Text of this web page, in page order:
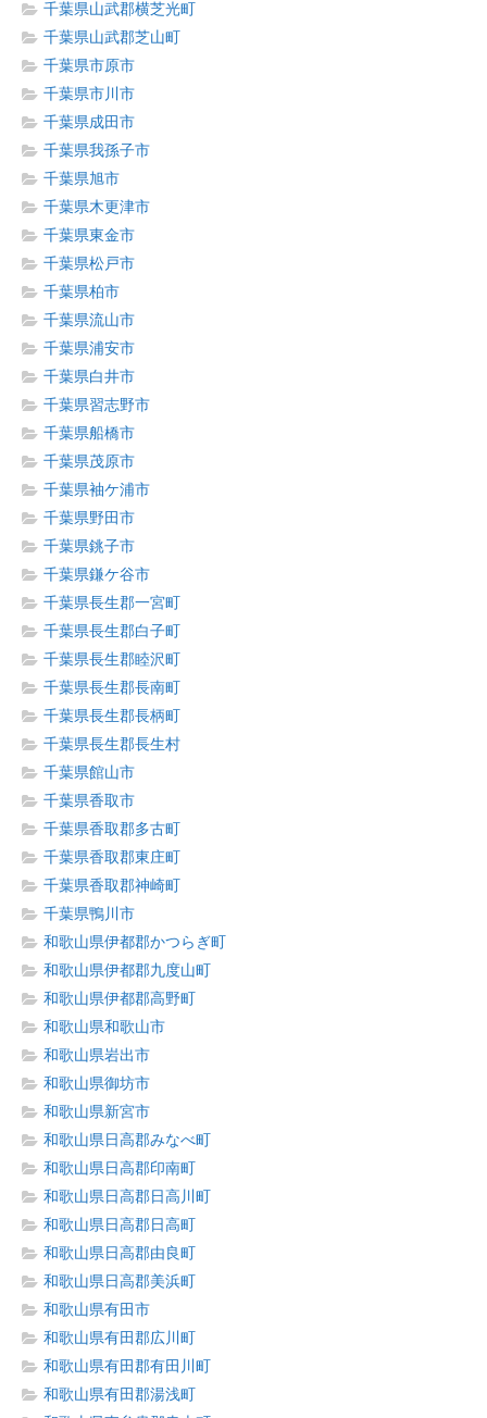
千葉県山武郡横芝光町
千葉県山武郡芝山町
千葉県市原市
千葉県市川市
千葉県成田市
千葉県我孫子市
千葉県旭市
千葉県木更津市
千葉県東金市
千葉県松戸市
千葉県柏市
千葉県流山市
千葉県浦安市
千葉県白井市
千葉県習志野市
千葉県船橋市
千葉県茂原市
千葉県袖ケ浦市
千葉県野田市
千葉県銚子市
千葉県鎌ケ谷市
千葉県長生郡一宮町
千葉県長生郡白子町
千葉県長生郡睦沢町
千葉県長生郡長南町
千葉県長生郡長柄町
千葉県長生郡長生村
千葉県館山市
千葉県香取市
千葉県香取郡多古町
千葉県香取郡東庄町
千葉県香取郡神崎町
千葉県鴨川市
和歌山県伊都郡かつらぎ町
和歌山県伊都郡九度山町
和歌山県伊都郡高野町
和歌山県和歌山市
和歌山県岩出市
和歌山県御坊市
和歌山県新宮市
和歌山県日高郡みなべ町
和歌山県日高郡印南町
和歌山県日高郡日高川町
和歌山県日高郡日高町
和歌山県日高郡由良町
和歌山県日高郡美浜町
和歌山県有田市
和歌山県有田郡広川町
和歌山県有田郡有田川町
和歌山県有田郡湯浅町